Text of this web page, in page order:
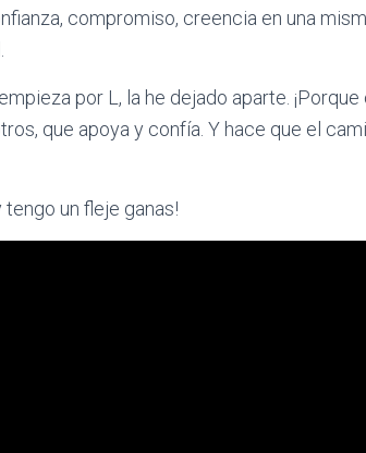
compromiso, creencia en una
por L, la he dejado aparte. ¡Porque
que apoya y confía. Y hace que el
tengo un fleje ganas!